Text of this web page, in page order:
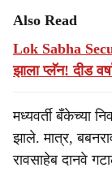
Also Read
Lok Sabha
झाला प्लॅन! दीड
मध्यवर्ती बँकेच्या
झाले. मात्र,
रावसाहेब दानवे